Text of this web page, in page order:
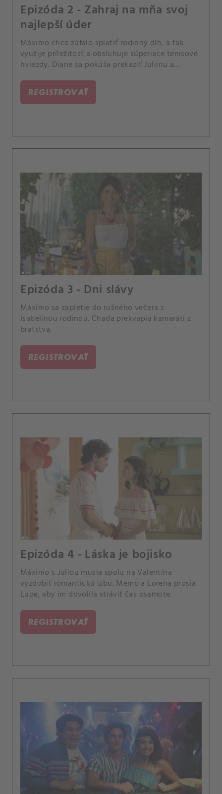
Epizóda 2 - Zahraj na mňa svoj
najlepší úder
Máximo chce zúfalo splatiť rodinný dlh, a tak
využije príležitosť a obsluhuje súperiace tenisové
hviezdy. Diane sa pokúša prekaziť Juliinu a
REGISTROVAŤ
Epizóda 3 - Dni slávy
Máximo sa zapletie do rušného večera s
Isabelinou rodinou. Chada prekvapia kamaráti z
bratstva.
REGISTROVAŤ
Epizóda 4 - Láska je bojisko
Máximo s Juliou musia spolu na Valentína
vyzdobiť romantickú izbu. Memo a Lorena prosia
Lupe, aby im dovolila stráviť čas osamote.
REGISTROVAŤ